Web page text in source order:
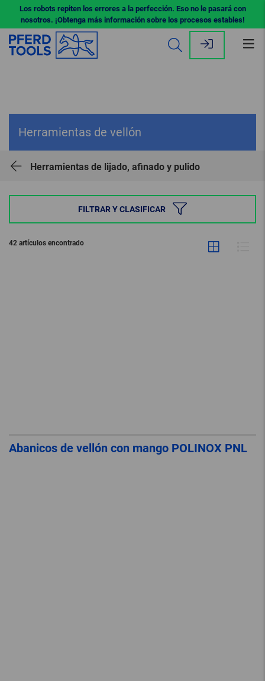
Los robots repiten los errores a la perfección. Eso no le pasará con
nosotros. ¡Obtenga más información sobre los procesos estables!
Herramientas de vellón
Herramientas de lijado, afinado y pulido
FILTRAR Y CLASIFICAR
42 artículos encontrado
Abanicos de vellón con mango POLINOX PNL